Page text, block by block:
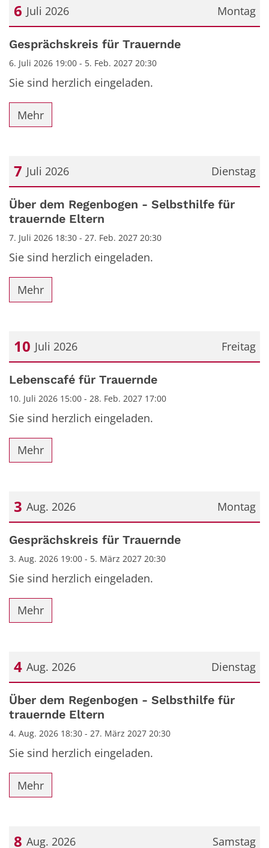
Montag
6 Juli 2026
Datum: 6. Juli 2026
Gesprächskreis für Trauernde
6. Juli 2026 19:00 - 5. Feb. 2027 20:30
Sie sind herzlich eingeladen.
Mehr
Dienstag
7 Juli 2026
Datum: 7. Juli 2026
Über dem Regenbogen - Selbsthilfe für
trauernde Eltern
7. Juli 2026 18:30 - 27. Feb. 2027 20:30
Sie sind herzlich eingeladen.
Mehr
Freitag
10 Juli 2026
Datum: 10. Juli 2026
Lebenscafé für Trauernde
10. Juli 2026 15:00 - 28. Feb. 2027 17:00
Sie sind herzlich eingeladen.
Mehr
Montag
3 Aug. 2026
Datum: 3. August 2026
Gesprächskreis für Trauernde
3. Aug. 2026 19:00 - 5. März 2027 20:30
Sie sind herzlich eingeladen.
Mehr
Dienstag
4 Aug. 2026
Datum: 4. August 2026
Über dem Regenbogen - Selbsthilfe für
trauernde Eltern
4. Aug. 2026 18:30 - 27. März 2027 20:30
Sie sind herzlich eingeladen.
Mehr
Samstag
8 Aug. 2026